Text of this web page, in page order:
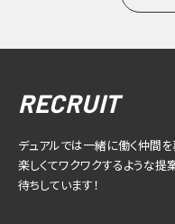
RECRUIT
デュアルでは一緒に働く仲間を
楽しくてワクワクするような提
待ちしています！